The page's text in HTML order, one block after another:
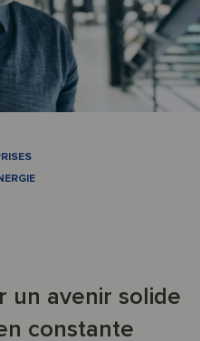
un avenir solide
constante